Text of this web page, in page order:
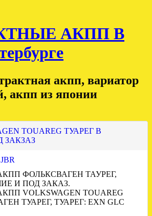
АКПП В
акпп, вариатор
акпп из японии
TOUAREG ТУАРЕГ В
ЗАКЗАЗ
ФОЛЬКСВАГЕН ТАУРЕГ,
И ПОД ЗАКАЗ.
VOLKSWAGEN TOUAREG
ТУАРЕГ, ТУАРЕГ: EXN GLC